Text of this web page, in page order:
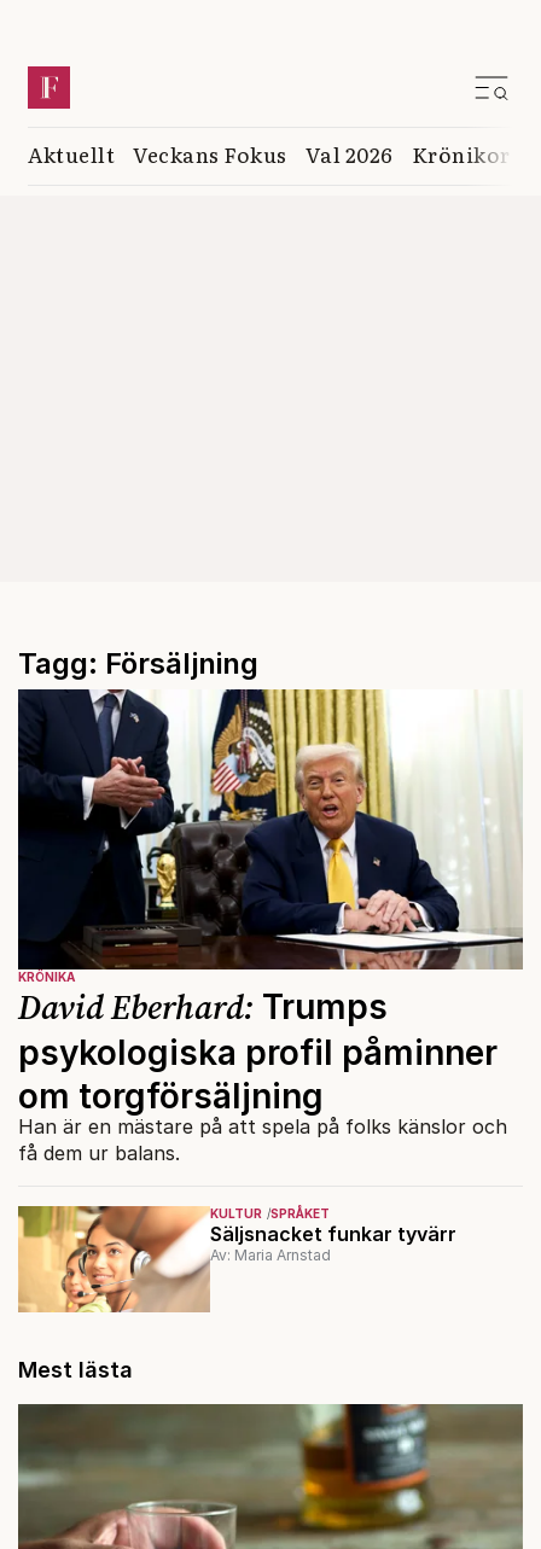
Aktuellt Veckans Fokus Val 2026 Krönikor
Tagg: Försäljning
KULTUR SPRÅKET
Säljsnacket funkar tyvärr
Av: Maria Arnstad
KRÖNIKA
David Eberhard: Trumps
psykologiska profil påminner
om torgförsäljning
Han är en mästare på att spela på folks känslor och
få dem ur balans.
Mest lästa